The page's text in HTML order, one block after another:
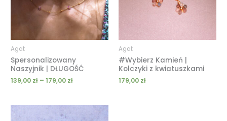
Agat
Spersonalizowany
Naszyjnik | DŁUGOŚĆ
139,00 zł – 179,00 zł
Agat
#Wybierz Kamień |
Kolczyki z kwiatuszkami
179,00 zł